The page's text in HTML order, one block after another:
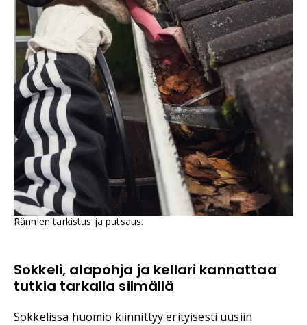
Rännien tarkistus ja putsaus.
Sokkeli, alapohja ja kellari kannattaa
tutkia tarkalla silmällä
Sokkelissa huomio kiinnittyy erityisesti uusiin